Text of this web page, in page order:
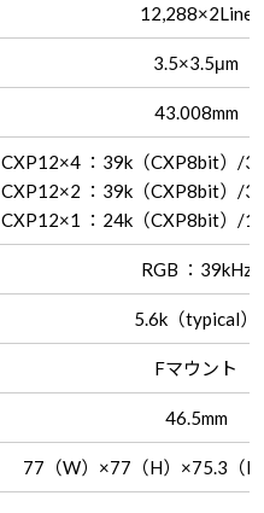
12,288×2Line
3.5×3.5μm
43.008mm
CXP12×4 ：39k（CXP8bit）/
CXP12×2 ：39k（CXP8bit）/
CXP12×1 ：24k（CXP8bit）/
RGB ：39kHz
5.6k（typical）
Fマウント
46.5mm
77（W）×77（H）×75.3（D